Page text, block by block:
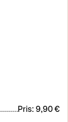
Pris: 9,90 €